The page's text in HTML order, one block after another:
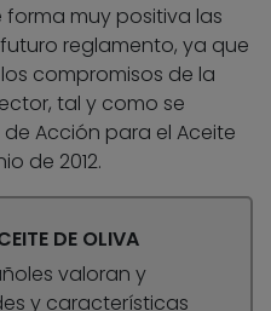
muy positiva las
reglamento, ya que
compromisos de la
tal y como se
Acción para el Aceite
de 2012.
DE OLIVA
valoran y
y características